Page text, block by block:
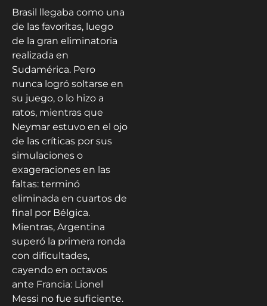
Brasil llegaba como una
de las favoritas, luego
de la gran eliminatoria
realizada en
Sudamérica. Pero
nunca logró soltarse en
su juego, o lo hizo a
ratos, mientras que
Neymar estuvo en el ojo
de las críticas por sus
simulaciones o
exageraciones en las
faltas: terminó
eliminada en cuartos de
final por Bélgica.
Mientras, Argentina
superó la primera ronda
con difícultades,
cayendo en octavos
ante Francia: Lionel
Messi no fue suficiente.